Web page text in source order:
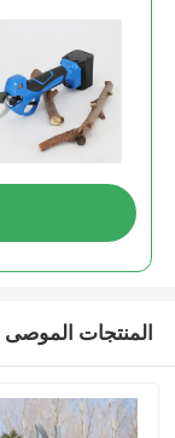
المنتجات الموصى